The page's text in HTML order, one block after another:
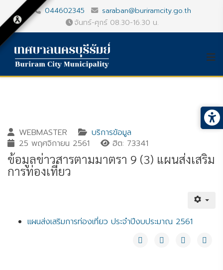
044602345
saraban@buriramcity.go.th
จันทร์-ศุกร์ 08.30-16.30 น.
WEBMASTER
บริการข้อมูล
25 พฤศจิกายน 2561
ฮิต: 73341
ข้อมูลข่าวสารตามมาตรา 9 (3) แผนส่งเสริม
การท่องเที่ยว
แผนส่งเสริมการท่องเที่ยว ประจำปีงบประมาณ 2561